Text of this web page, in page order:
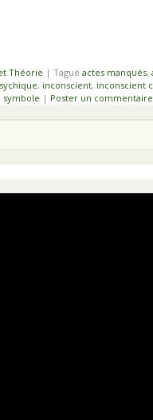
Théorie | Tagué actes manqués,
, inconscient, inconscient
symbole | Poster un commentaire